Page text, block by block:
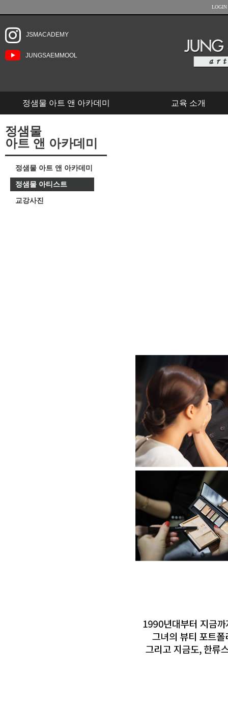
LOGIN
JSMACADEMY
JUNGSAEMMOOL
정샘물 아트 앤 아카데미 교육 소개
정샘물
아트 앤 아카데미
정샘물 아트 앤 아카데미
정샘물 아티스트
교강사진